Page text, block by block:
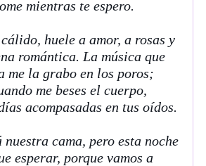
mientras te espero.
huele a amor, a rosas y
romántica. La música que
me la grabo en los poros;
me beses el cuerpo,
acompasadas en tus oídos.
cama, pero esta noche
esperar, porque vamos a